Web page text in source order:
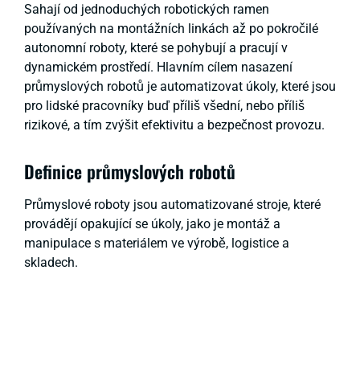
Sahají od jednoduchých robotických ramen
používaných na montážních linkách až po pokročilé
autonomní roboty, které se pohybují a pracují v
dynamickém prostředí. Hlavním cílem nasazení
průmyslových robotů je automatizovat úkoly, které jsou
pro lidské pracovníky buď příliš všední, nebo příliš
rizikové, a tím zvýšit efektivitu a bezpečnost provozu.
Definice průmyslových robotů
Průmyslové roboty jsou automatizované stroje, které
provádějí opakující se úkoly, jako je montáž a
manipulace s materiálem ve výrobě, logistice a
skladech.